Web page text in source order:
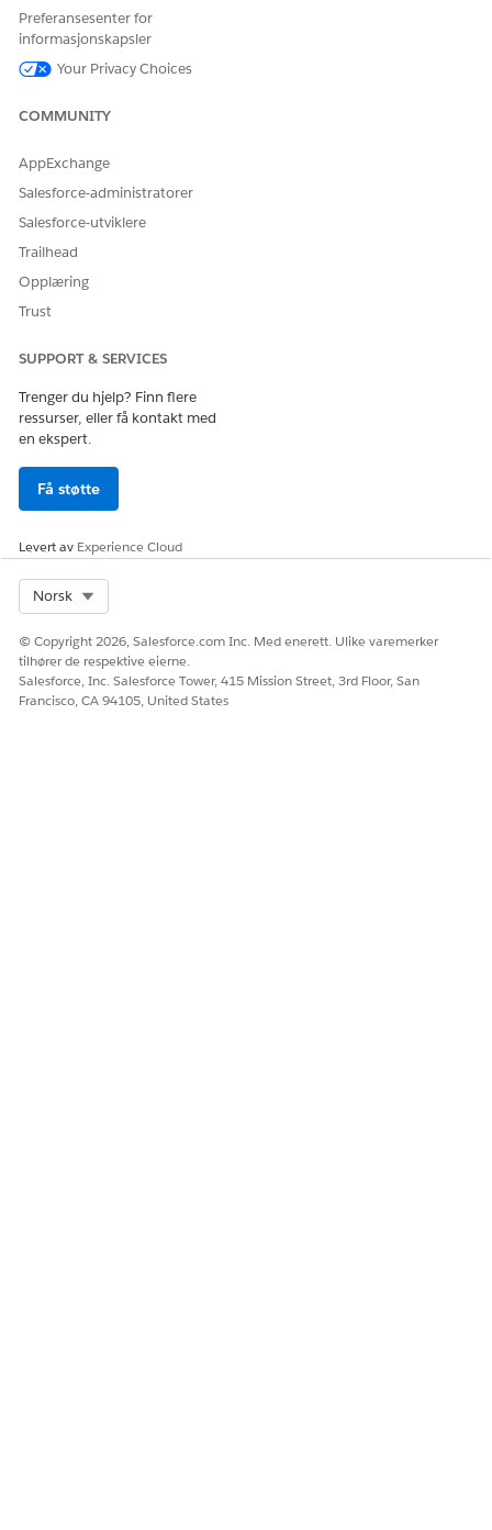
I Agentforce tjenesteagent velger du agenten du
opprettet.
MERKBare aktive agenter vises i denne listen. Hvis du
ikke kan se agenten, går du tilbake til Agentforce
Builder og aktiverer agenten.
Velg en reservekø.
HJALP DENNE ARTIKKELEN MED Å LØSE PROBLEMET DITT?
Preferansesenter for
informasjonskapsler
Your Privacy Choices
COMMUNITY
AppExchange
Salesforce-administratorer
Salesforce-utviklere
Trailhead
Opplæring
Trust
SUPPORT & SERVICES
Trenger du hjelp? Finn flere
ressurser, eller få kontakt med
en ekspert.
Få støtte
Levert av Experience Cloud
Norsk
© Copyright 2026, Salesforce.com Inc. Med enerett. Ulike varemerker
tilhører de respektive eierne.
Salesforce, Inc. Salesforce Tower, 415 Mission Street, 3rd Floor, San
Francisco, CA 94105, United States